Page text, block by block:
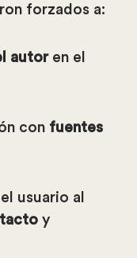
forzados a:
autoren el
con fuentes
usuario al
y